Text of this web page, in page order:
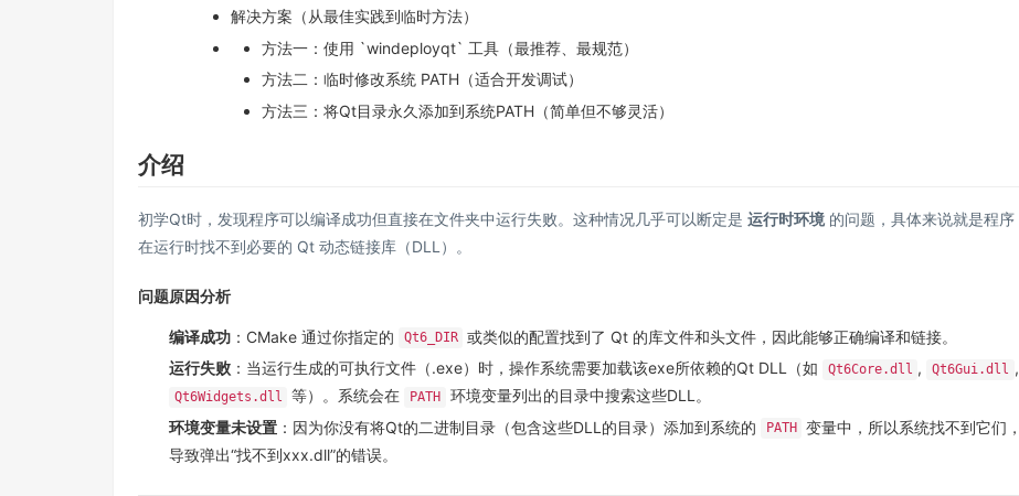
解决方案（从最佳实践到临时方法）
方法一：使用 `windeployqt` 工具（最推荐、最规范）
方法二：临时修改系统 PATH（适合开发调试）
方法三：将Qt目录永久添加到系统PATH（简单但不够灵活）
介绍
初学Qt时，发现程序可以编译成功但直接在文件夹中运行失败。这种情况几乎可以断定是 运行时环境 的问题，具体来说就是程序
在运行时找不到必要的 Qt 动态链接库（DLL）。
问题原因分析
编译成功 ：CMake 通过你指定的 Qt6_DIR 或类似的配置找到了 Qt 的库文件和头文件，因此能够正确编译和链接。
运行失败 ：当运行生成的可执行文件（.exe）时，操作系统需要加载该exe所依赖的Qt DLL（如 Qt6Core.dll , Qt6Gui.dll ,
Qt6Widgets.dll 等）。系统会在 PATH
环境变量列出的目录中搜索这些DLL。
环境变量未设置 ：因为你没有将Qt的二进制目录（包含这些DLL的目录）添加到系统的 PATH
变量中，所以系统找不到它们，
导致弹出“找不到xxx.dll”的错误。